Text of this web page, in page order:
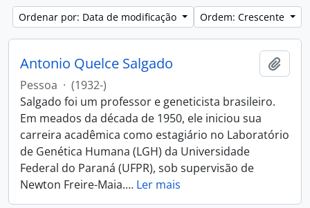
Ordenar por: Data de modificação Ordem: Crescente
Antonio Quelce Salgado
Pessoa · (1932-)
Salgado foi um professor e geneticista brasileiro.
Em meados da década de 1950, ele iniciou sua
carreira acadêmica como estagiário no Laboratório
de Genética Humana (LGH) da Universidade
Federal do Paraná (UFPR), sob supervisão de
Newton Freire-Maia.… Ler mais